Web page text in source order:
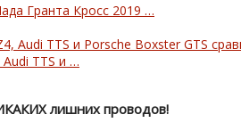
Гранта Кросс 2019 …
TTS и …
лишних проводов!